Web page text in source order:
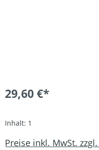
29,60 €*
Inhalt: 1
Preise inkl. MwSt.